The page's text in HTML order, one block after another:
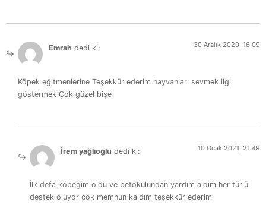
Emrah dedi ki: 30 Aralık 2020, 16:09
Köpek eğitmenlerine Teşekkür ederim hayvanları sevmek ilgi
göstermek Çok güzel bişe
İrem yağlıoğlu dedi ki: 10 Ocak 2021, 21:49
İlk defa köpeğim oldu ve petokulundan yardım aldım her türlü
destek oluyor çok memnun kaldım teşekkür ederim